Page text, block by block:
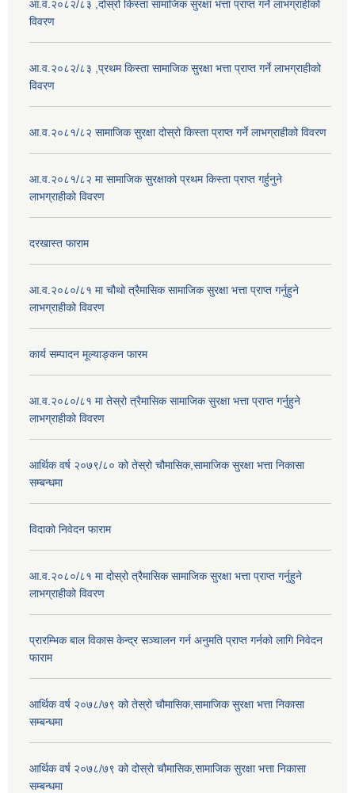
आ.व.२०८२/८३ ,दोस्रो किस्ता सामाजिक सुरक्षा भत्ता प्राप्त गर्ने लाभग्राहीको
विवरण
आ.व.२०८२/८३ ,प्रथम किस्ता सामाजिक सुरक्षा भत्ता प्राप्त गर्ने लाभग्राहीको
विवरण
आ.व.२०८१/८२ सामाजिक सुरक्षा दोस्रो किस्ता प्राप्त गर्ने लाभग्राहीको विवरण
आ.व.२०८१/८२ मा सामाजिक सुरक्षाको प्रथम किस्ता प्राप्त गर्हुनुने
लाभग्राहीको विवरण
दरखास्त फाराम
आ.व.२०८०/८१ मा चौथो त्रैमासिक सामाजिक सुरक्षा भत्ता प्राप्त गर्नुहुने
लाभग्राहीको विवरण
कार्य सम्पादन मूल्याङ्कन फारम
आ.व.२०८०/८१ मा तेस्रो त्रैमासिक सामाजिक सुरक्षा भत्ता प्राप्त गर्नुहुने
लाभग्राहीको विवरण
आर्थिक वर्ष २०७९/८० को तेस्रो चौमासिक,सामाजिक सुरक्षा भत्ता निकासा
सम्बन्धमा
विदाको निवेदन फाराम
आ.व.२०८०/८१ मा दोस्रो त्रैमासिक सामाजिक सुरक्षा भत्ता प्राप्त गर्नुहुने
लाभग्राहीको विवरण
प्रारम्भिक बाल विकास केन्द्र सञ्चालन गर्न अनुमति प्राप्त गर्नको लागि निवेदन
फाराम
आर्थिक वर्ष २०७८/७९ को तेस्रो चौमासिक,सामाजिक सुरक्षा भत्ता निकासा
सम्बन्धमा
आर्थिक वर्ष २०७८/७९ को दोस्रो चौमासिक,सामाजिक सुरक्षा भत्ता निकासा
सम्बन्धमा